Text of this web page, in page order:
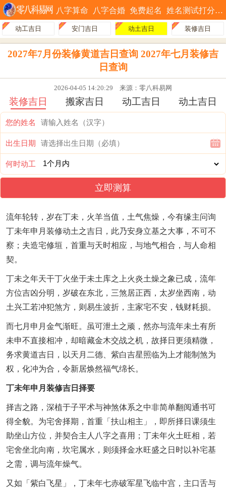
八字算命 八字合婚 免费起名 姓名测试打分
动工吉日 安门吉日 动土吉日 装修吉日
2027年7月份装修黄道吉日查询 2027年七月装修吉
日查询
2026-04-05 14:20:29 来源：零八科易网
装修吉日 搬家吉日 动工吉日 动土吉日
您的姓名
出生日期
何时动工
立即测算
流年轮转，岁在丁未，火羊当值，土气焦燥，今有缘主问询
丁未年申月装修动土之吉日，此乃安身立基之大事，不可不
察；夫造宅修垣，首重与天时相应，与地气相合，与人命相
契。
丁未之年天干丁火坐于未土库之上火炎土燥之象已成，流年
方位吉凶分明，岁破在东北，三煞居正西，太岁坐西南，动
土兴工若冲犯煞方，则易生波折，主家宅不安，钱财耗损。
而七月申月金气渐旺。虽可泄土之顽，然亦与流年未土有所
未申不直接相冲，却暗藏金木交战之机，故择日更须精微，
务求黄道吉日，以天月二德、紫白吉星照临为上才能制煞为
权，化冲为合，令新居焕然福气绵长。
丁未年申月装修吉日择要
择吉之路，深植于子平术与神煞体系之中非简单翻阅通书可
得全貌。为宅舍择期，首重「扶山相主」，即所择日课须生
助坐山方位，并契合主人八字之喜用；丁未年火土旺相，若
宅舍坐北向南，坎宅属水，则须择金水旺盛之日时以补宅基
之需，调与流年燥气。
又如「紫白飞星」，丁未年七赤破军星飞临中宫，主口舌与